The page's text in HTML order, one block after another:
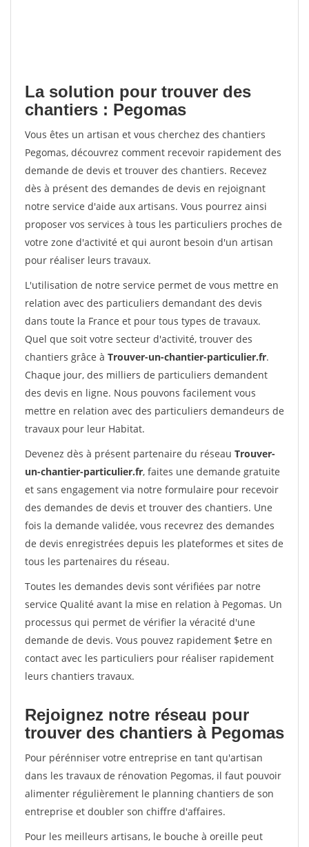
La solution pour trouver des
chantiers : Pegomas
Vous êtes un artisan et vous cherchez des chantiers
Pegomas, découvrez comment recevoir rapidement des
demande de devis et trouver des chantiers. Recevez
dès à présent des demandes de devis en rejoignant
notre service d'aide aux artisans. Vous pourrez ainsi
proposer vos services à tous les particuliers proches de
votre zone d'activité et qui auront besoin d'un artisan
pour réaliser leurs travaux.
L'utilisation de notre service permet de vous mettre en
relation avec des particuliers demandant des devis
dans toute la France et pour tous types de travaux.
Quel que soit votre secteur d'activité, trouver des
chantiers grâce à Trouver-un-chantier-particulier.fr.
Chaque jour, des milliers de particuliers demandent
des devis en ligne. Nous pouvons facilement vous
mettre en relation avec des particuliers demandeurs de
travaux pour leur Habitat.
Devenez dès à présent partenaire du réseau Trouver-
un-chantier-particulier.fr, faites une demande gratuite
et sans engagement via notre formulaire pour recevoir
des demandes de devis et trouver des chantiers. Une
fois la demande validée, vous recevrez des demandes
de devis enregistrées depuis les plateformes et sites de
tous les partenaires du réseau.
Toutes les demandes devis sont vérifiées par notre
service Qualité avant la mise en relation à Pegomas. Un
processus qui permet de vérifier la véracité d'une
demande de devis. Vous pouvez rapidement $etre en
contact avec les particuliers pour réaliser rapidement
leurs chantiers travaux.
Rejoignez notre réseau pour
trouver des chantiers à Pegomas
Pour pérénniser votre entreprise en tant qu'artisan
dans les travaux de rénovation Pegomas, il faut pouvoir
alimenter régulièrement le planning chantiers de son
entreprise et doubler son chiffre d'affaires.
Pour les meilleurs artisans, le bouche à oreille peut